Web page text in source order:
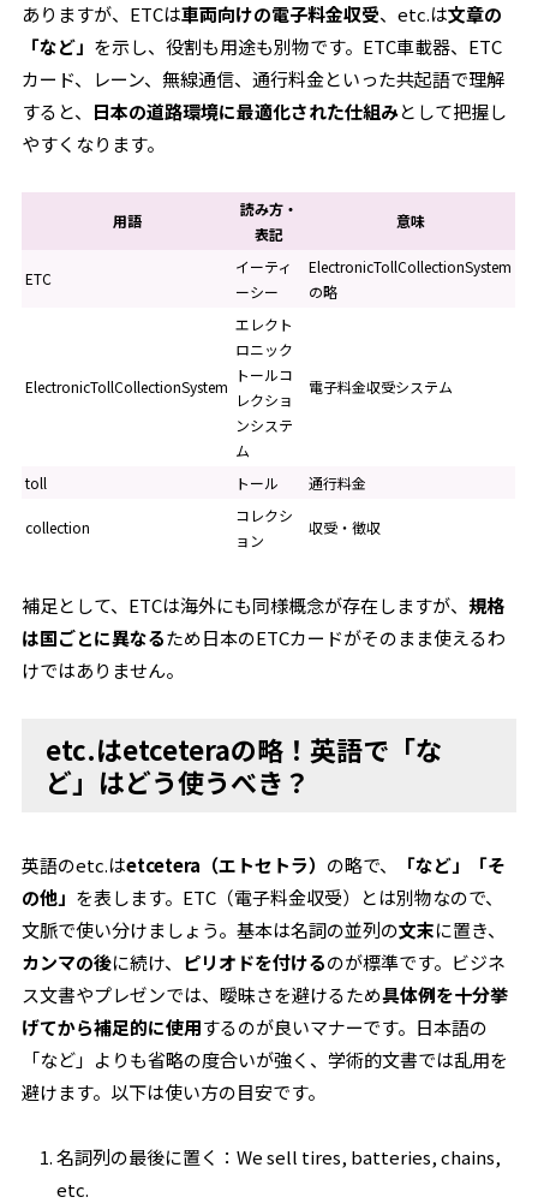
ありますが、ETCは車両向けの電子料金収受、etc.は文章の
「など」 を示し、役割も用途も別物です。ETC車載器、ETC
カード、レーン、無線通信、通行料金といった共起語で理解
すると、 日本の道路環境に最適化された仕組みとして把握し
やすくなります。
用語
読み方・
表記
意味
ETC
イーティ
ーシー
ElectronicTollCollectionSystem
の略
ElectronicTollCollectionSystem
エレクト
ロニック
トールコ
レクショ
ンシステ
ム
電子料金収受システム
toll トール 通行料金
collection
コレクシ
ョン
収受・徴収
補足として、ETCは海外にも同様概念が存在しますが、規格
は国ごとに異なるため日本のETCカードがそのまま使えるわ
けではありません。
etc.はetceteraの略！英語で「な
ど」はどう使うべき？
英語のetc.はetcetera（エトセトラ） の略で、
「など」「そ
の他」 を表します。ETC（電子料金収受）とは別物なので、
文脈で使い分けましょう。基本は名詞の並列の文末に置き、
カンマの後に続け、 ピリオドを付けるのが標準です。ビジネ
ス文書やプレゼンでは、曖昧さを避けるため具体例を十分挙
げてから補足的に使用するのが良いマナーです。日本語の
「など」よりも省略の度合いが強く、学術的文書では乱用を
避けます。以下は使い方の目安です。
名詞列の最後に置く：We sell tires, batteries, chains,
etc.